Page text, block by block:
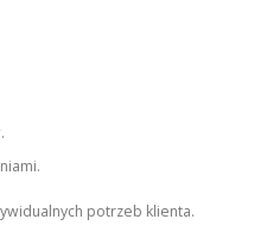
potrzeb klienta.